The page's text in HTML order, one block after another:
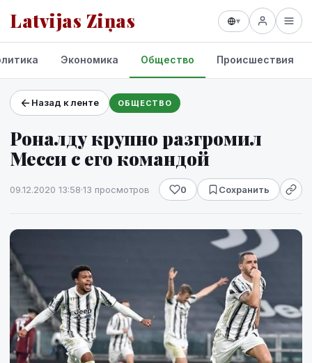
Latvijas Ziņas ▾
Проекты и сервисы
Прогноз погоды
Экономика Общество Происшествия
Назад к ленте ОБЩЕСТВО
Роналду крупно разгромил
Месси с его командой
09.12.2020 13:58·13 просмотров 0 Сохранить